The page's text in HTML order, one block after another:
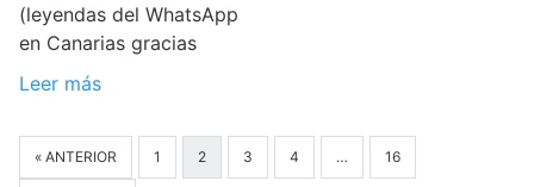
(leyendas del WhatsApp
en Canarias gracias
Leer más
« ANTERIOR 1 2 3 4 … 16